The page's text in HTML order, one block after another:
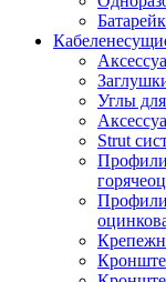
Углы
Strut
Профили
Профили